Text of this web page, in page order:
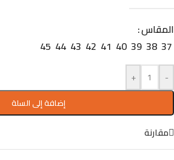
المقاس
37
38
39
40
41
42
43
44
45
-
+
إضافة إلى السلة
مقارنة